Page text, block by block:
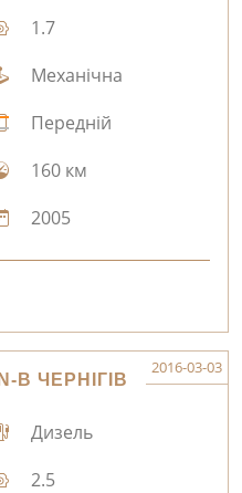
1.7
Механічна
Передній
160 км
2005
B ЧЕРНІГІВ
2016-03-03
Дизель
2.5